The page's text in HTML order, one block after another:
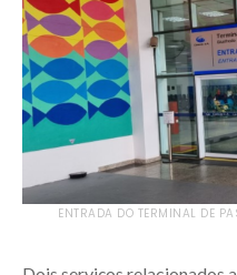
ENTRADA DO TERMINAL DE